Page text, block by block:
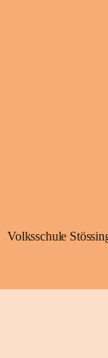
Volksschule